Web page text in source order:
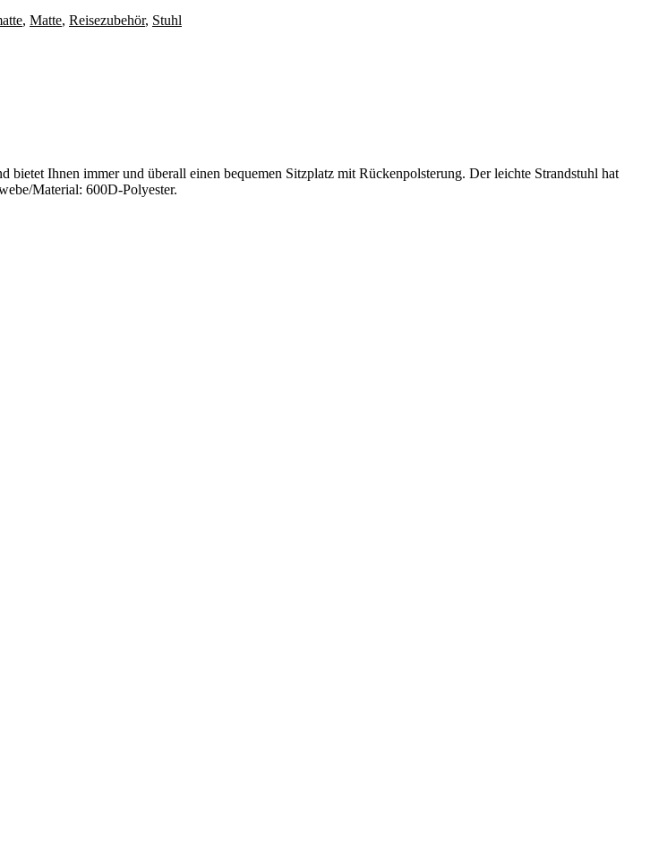
, Matte, Reisezubehör, Stuhl
Ihnen immer und überall einen bequemen Sitzplatz mit Rückenpolsterung. Der leichte Strandstuhl hat
Material: 600D-Polyester.